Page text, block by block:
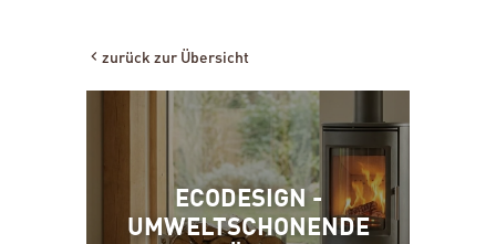
zurück zur Übersicht
ECODESIGN -
UMWELTSCHONENDE